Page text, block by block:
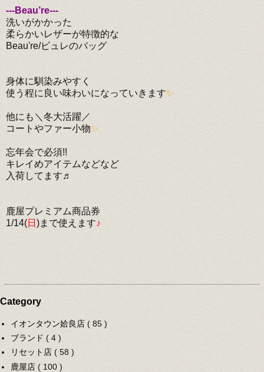
---Beau’re---
洗いがかかった
柔らかいレザーが特徴的な
Beau're/ビュレのバッグ
身体に馴染みやすく
使う程に良い味わいになっていきます✨
他にも＼冬大活躍／
コートやファー小物✨
忘年会で必須!!
キレイめアイテムなどなど
入荷してます♬
鹿屋プレミアム商品券
1/14(日 )まで使えます♪
Category
イオンタウン姶良店 ( 85 )
ブランド ( 4 )
リセット店 ( 58 )
鹿屋店 ( 100 )